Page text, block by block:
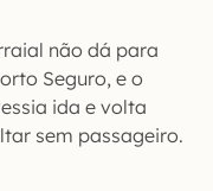
não dá para
Seguro, e o
ida e volta
sem passageiro.